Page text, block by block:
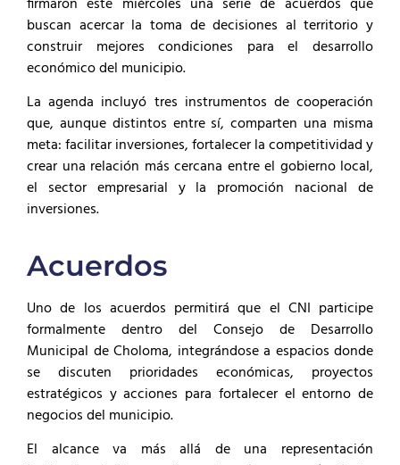
buscan acercar la toma de decisiones al territorio y
construir mejores condiciones para el desarrollo
económico del municipio.
La agenda incluyó tres instrumentos de cooperación
que, aunque distintos entre sí, comparten una misma
meta: facilitar inversiones, fortalecer la competitividad y
crear una relación más cercana entre el gobierno local,
el sector empresarial y la promoción nacional de
inversiones.
Acuerdos
Uno de los acuerdos permitirá que el CNI participe
formalmente dentro del Consejo de Desarrollo
Municipal de Choloma, integrándose a espacios donde
se discuten prioridades económicas, proyectos
estratégicos y acciones para fortalecer el entorno de
negocios del municipio.
El alcance va más allá de una representación